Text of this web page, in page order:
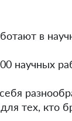
в
научных
тех, кто